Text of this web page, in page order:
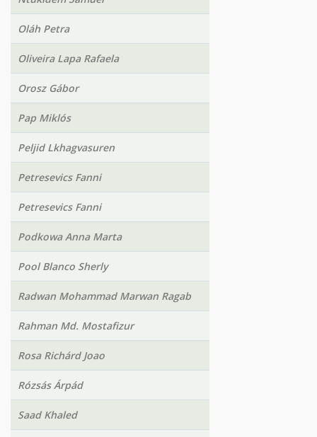
Oláh Petra
Oliveira Lapa Rafaela
Orosz Gábor
Pap Miklós
Peljid Lkhagvasuren
Petresevics Fanni
Petresevics Fanni
Podkowa Anna Marta
Pool Blanco Sherly
Radwan Mohammad Marwan Ragab
Rahman Md. Mostafizur
Rosa Richárd Joao
Rózsás Árpád
Saad Khaled